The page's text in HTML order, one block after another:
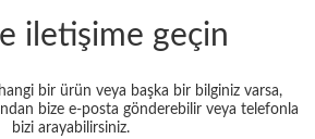
iletişime geçin
bir ürün veya başka bir bilginiz varsa,
bize e-posta gönderebilir veya telefonla
bizi arayabilirsiniz.